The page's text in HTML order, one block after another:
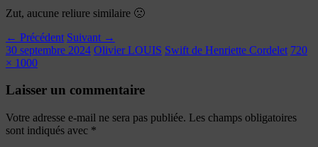
Zut, aucune reliure similaire 🙁
← Précédent Suivant →
30 septembre 2024 Olivier LOUIS Swift de Henriette Cordelet 720
× 1000
Laisser un commentaire
Votre adresse e-mail ne sera pas publiée. Les champs obligatoires
sont indiqués avec *